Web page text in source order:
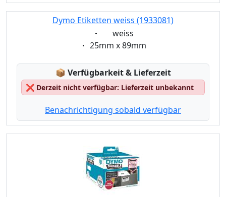
Dymo Etiketten weiss (1933081)
Eigenschaft:
weiss
Eigenschaft:
25mm x 89mm
📦 Lagerstatus:
Verfügbarkeit & Lieferzeit
❌ Derzeit nicht verfügbar: Lieferzeit unbekannt
Benachrichtigung sobald verfügbar